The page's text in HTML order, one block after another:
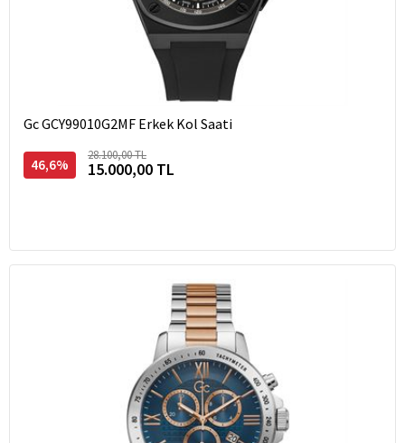
Gc GCY99010G2MF Erkek Kol Saati
46,6%
28.100,00 TL
15.000,00 TL